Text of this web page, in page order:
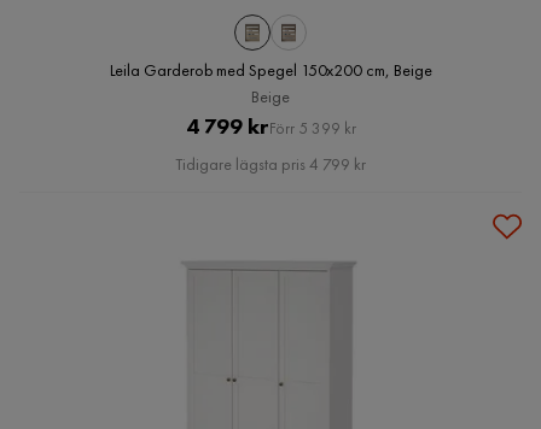
Leila Garderob med Spegel 150x200 cm, Beige
Beige
Pris
4 799 krOriginal
Pris
Förr 5 399 kr
Tidigare lägsta pris 4 799 kr